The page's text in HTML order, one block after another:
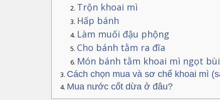
Trộn khoai mì
Hấp bánh
Làm muối đậu phộng
Cho bánh tằm ra đĩa
Món bánh tằm khoai mì ngọt
Cách chọn mua và sơ chế khoai mì
Mua nước cốt dừa ở đâu?